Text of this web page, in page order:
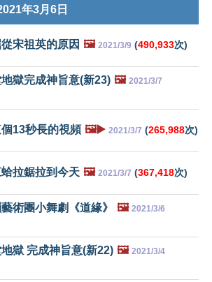
年3月6日
宋祖英的原因 🖼️ 2021/3/9 (490,933次)
獄完成神旨意(新23) 🖼️ 2021/3/7
13秒長的視頻 🖼️▶️ 2021/3/7 (265,988次)
拉鋸拉到今天 🖼️ 2021/3/7 (367,418次)
術團小舞劇《道緣》 🖼️ 2021/3/6
獄 完成神旨意(新22) 🖼️ 2021/3/4